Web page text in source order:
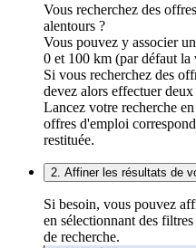
Vous recherchez des
alentours ?
Vous pouvez y associer
0 et 100 km (par défaut la
Si vous recherchez des
devez alors effectuer deux
Lancez votre recherche
offres d'emploi
restituée.
2. Affiner les résultats de
Si besoin, vous pouvez
en sélectionnant des
de recherche.